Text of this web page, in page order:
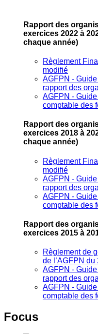
Rapport des
exercices 2022 à
chaque année)
Règlement
modifié
AGFPN ‐
rapport des
AGFPN ‐
comptable des
Rapport des
exercices 2018 à
chaque année)
Règlement
modifié
AGFPN ‐
rapport des
AGFPN ‐
comptable des
Rapport des
exercices 2015 à
Règlement de
de l’AGFPN du
AGFPN ‐
rapport des
AGFPN ‐
comptable des
Focus